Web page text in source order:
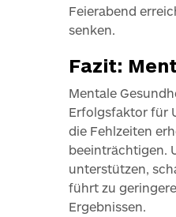
Feierabend
senken.
Fazit:
Mentale
Erfolgsfaktor für
die Fehlzeiten
beeinträchtigen.
unterstützen,
führt zu
Ergebnissen.